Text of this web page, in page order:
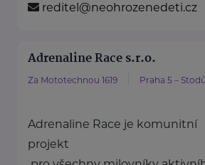
reditel@neohrozenedeti.cz
Adrenaline Race s.r.o.
Za Mototechnou 1619 Praha 5 –
Adrenaline Race je komunitní
projekt